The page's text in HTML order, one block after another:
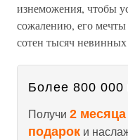
изнеможения, чтобы
сожалению, его мечты
сотен тысяч
Более 800 000
Получи 2
подарок и